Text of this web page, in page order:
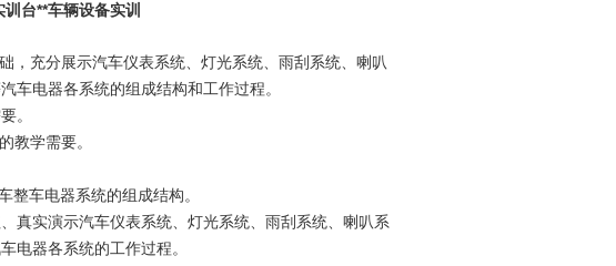
台**车辆设备实训
，充分展示汽车仪表系统、灯光系统、雨刮系统、喇叭
车电器各系统的组成结构和工作过程。
。
教学需要。
整车电器系统的组成结构。
真实演示汽车仪表系统、灯光系统、雨刮系统、喇叭系
电器各系统的工作过程。